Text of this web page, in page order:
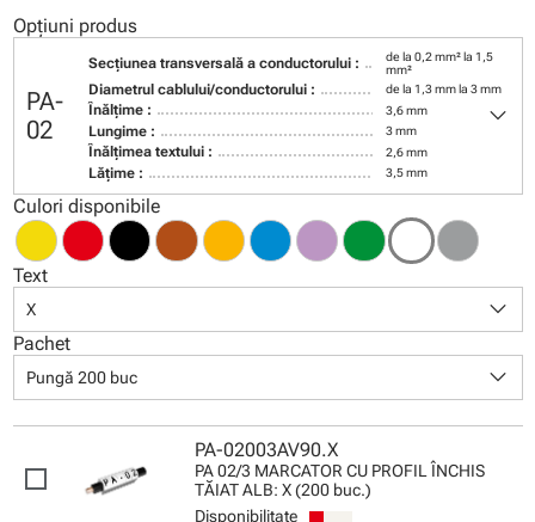
Opțiuni produs
PA-
02
Secţiunea transversală a conductorului :
de la 0,2 mm² la 1,5
mm²
Diametrul cablului/conductorului : de la 1,3 mm la 3 mm
Înălţime : 3,6 mm
Lungime : 3 mm
Înălţimea textului : 2,6 mm
Lăţime : 3,5 mm
keyboard_arrow_down
Culori disponibile
Text
X keyboard_arrow_down
Pachet
Pungă 200 buc keyboard_arrow_down
PA-02003AV90.X
PA 02/3 MARCATOR CU PROFIL ÎNCHIS
TĂIAT ALB: X (200 buc.)
Disponibilitate